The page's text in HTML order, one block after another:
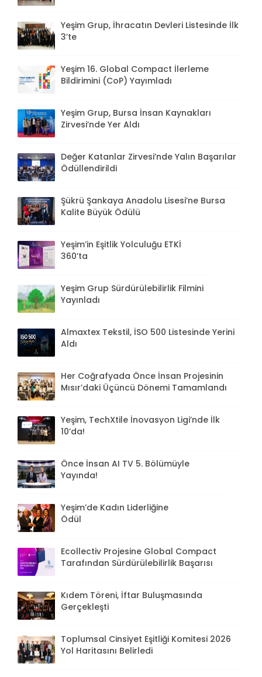
Yeşim Grup, İhracatın Devleri Listesinde İlk
3’te
Yeşim 16. Global Compact İlerleme
Bildirimini (CoP) Yayımladı
Yeşim Grup, Bursa İnsan Kaynakları
Zirvesi’nde Yer Aldı
Değer Katanlar Zirvesi’nde Yalın Başarılar
Ödüllendirildi
Şükrü Şankaya Anadolu Lisesi’ne Bursa
Kalite Büyük Ödülü
Yeşim’in Eşitlik Yolculuğu ETKİ
360’ta
Yeşim Grup Sürdürülebilirlik Filmini
Yayınladı
Almaxtex Tekstil, İSO 500 Listesinde Yerini
Aldı
Her Coğrafyada Önce İnsan Projesinin
Mısır’daki Üçüncü Dönemi Tamamlandı
Yeşim, TechXtile İnovasyon Ligi’nde İlk
10’da!
Önce İnsan AI TV 5. Bölümüyle
Yayında!
Yeşim’de Kadın Liderliğine
Ödül
Ecollectiv Projesine Global Compact
Tarafından Sürdürülebilirlik Başarısı
Kıdem Töreni, İftar Buluşmasında
Gerçekleşti
Toplumsal Cinsiyet Eşitliği Komitesi 2026
Yol Haritasını Belirledi